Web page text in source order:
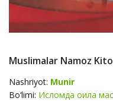
Muslimalar Namoz
Nashriyot: Munir
Bo‘limi: Исломда оила